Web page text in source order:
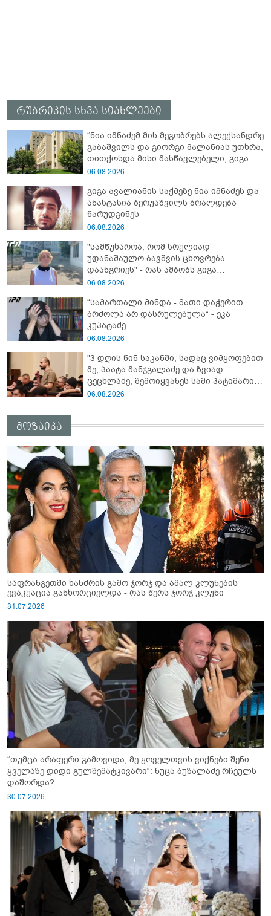
რუბრიკის სხვა სიახლეები
“ნია იმნაძემ მის მეგობრებს ალექსანდრე
გაბაშვილს და გიორგი მალანიას უთხრა,
თითქოსდა მისი მასწავლებელი, გიგა
ავალიანი ზედმეტ ყურადღებას იჩენდა
გაბაშვილი წააქეზა” - პროკურატურა
06.08.2026
გიგა ავალიანის საქმეზე ნია იმნაძეს და
ანასტასია ბერუაშვილს ბრალდება
წარუდგინეს
06.08.2026
"სამწუხაროა, რომ სრულიად
უდანაშაულო ბავშვის ცხოვრება
დაანგრიეს" - რას ამბობს გიგა
ავალიანის საქმეზე დაკავებული
06.08.2026
“სამართალი მინდა - მათი დაჭერით
ბრძოლა არ დასრულებულა“ - ეკა
კუპატაძე
06.08.2026
"3 დღის წინ საკანში, სადაც ვიმყოფებით
მე, პაატა მანჯგალაძე და ზვიად
ცეცხლაძე, შემოიყვანეს სამი პატიმარი
ისე, რომ ჩვენთვის არ უკითხავთ" - რას
06.08.2026
მოზაიკა
საფრანგეთში ხანძრის გამო ჯორჯ და ამალ კლუნების
ევაკუაცია განხორციელდა - რას წერს ჯორჯ კლუნი
31.07.2026
“თუმცა არაფერი გამოვიდა, მე ყოველთვის ვიქნები შენი
ყველაზე დიდი გულშემატკივარი“: ნუცა ბუზალაძე რჩეულს
დაშორდა?
30.07.2026